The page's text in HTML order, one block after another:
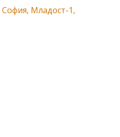
София, Младост-1,